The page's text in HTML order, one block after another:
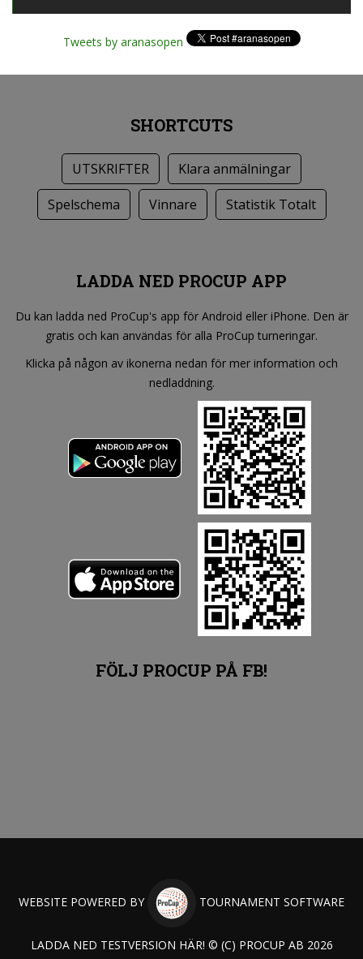
Tweets by aranasopen
SHORTCUTS
UTSKRIFTER
Klara anmälningar
Spelschema
Vinnare Statistik Totalt
LADDA NED PROCUP APP
Du kan ladda ned ProCup's app för Android eller iPhone. Den är
gratis och kan användas för alla ProCup turneringar.
Klicka på någon av ikonerna nedan för mer information och
nedladdning.
FÖLJ PROCUP PÅ FB!
WEBSITE POWERED BY TOURNAMENT SOFTWARE
LADDA NED TESTVERSION HÄR! © (C) PROCUP AB 2026